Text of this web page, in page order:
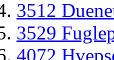
3512
3529
4072